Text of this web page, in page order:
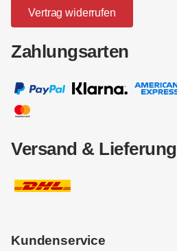
Vertrag widerrufen
Zahlungsarten
Versand & Lieferung
Kundenservice